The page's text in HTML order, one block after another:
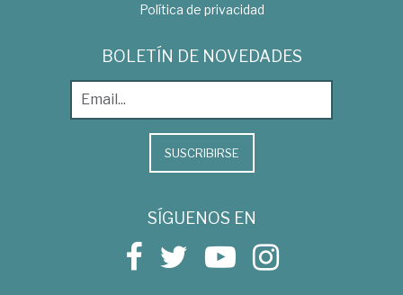
Política de privacidad
BOLETÍN DE NOVEDADES
SUSCRIBIRSE
SÍGUENOS EN